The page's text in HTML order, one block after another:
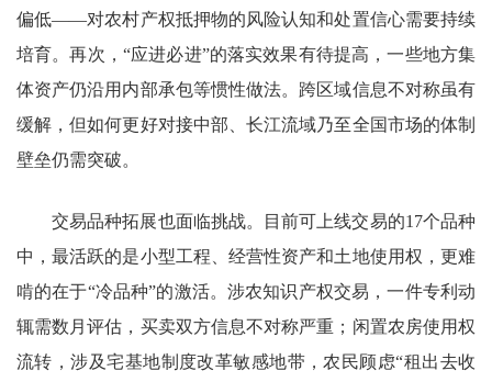
偏低——对农村产权抵押物的风险认知和处置信心需要持续
培育。再次，“应进必进”的落实效果有待提高，一些地方集
体资产仍沿用内部承包等惯性做法。跨区域信息不对称虽有
缓解，但如何更好对接中部、长江流域乃至全国市场的体制
壁垒仍需突破。
交易品种拓展也面临挑战。目前可上线交易的17个品种
中，最活跃的是小型工程、经营性资产和土地使用权，更难
啃的在于“冷品种”的激活。涉农知识产权交易，一件专利动
辄需数月评估，买卖双方信息不对称严重；闲置农房使用权
流转，涉及宅基地制度改革敏感地带，农民顾虑“租出去收